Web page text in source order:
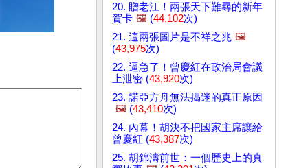
20. 贈老江！兩張天下難尋的新年
賀卡 🖼️ (44,102次)
21. 這兩張圖片是不祥之兆 🖼️
(43,975次)
22. 逼急了！曾慶紅在政治局會議
上泄密 (43,920次)
23. 諾亞方舟無法揭迷的真正原因
🖼️ (43,410次)
24. 內幕！胡決不把國家主席讓給
曾慶紅 (43,387次)
25. 胡錦濤前世：一個歷史上的真